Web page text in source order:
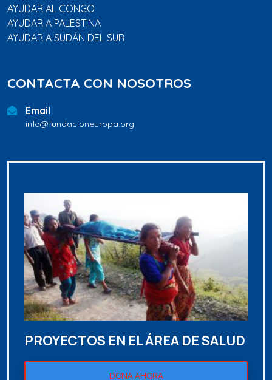
AYUDAR AL CONGO
AYUDAR A PALESTINA
AYUDAR A SUDÁN DEL SUR
CONTACTA CON NOSOTROS
Email
info@fundacioneuropa.org
PROYECTOS EN EL ÁREA DE SALUD
DONA AHORA